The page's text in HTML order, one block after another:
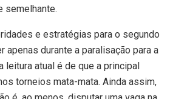
semelhante.
e estratégias para o segundo
apenas durante a paralisação para a
leitura atual é de que a principal
torneios mata-mata. Ainda assim,